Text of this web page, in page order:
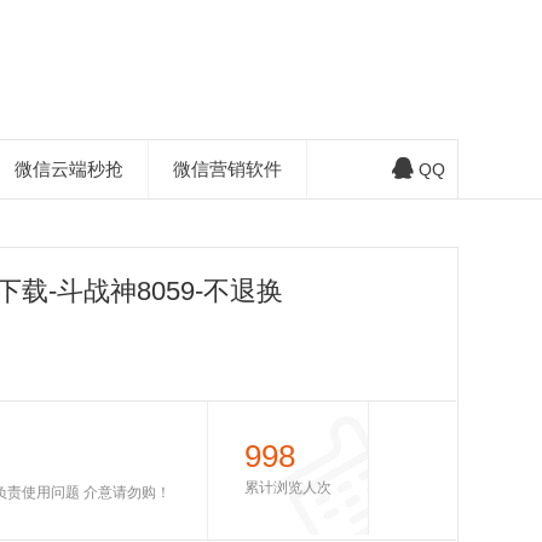
微信云端秒抢 微信营销软件 QQ
载-斗战神8059-不退换
使用问题 介意请勿购！
998
累计浏览人次